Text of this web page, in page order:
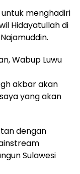
menghadiri
Hidayatullah di
Wabup Luwu
akbar akan
yang akan
dengan
Sulawesi